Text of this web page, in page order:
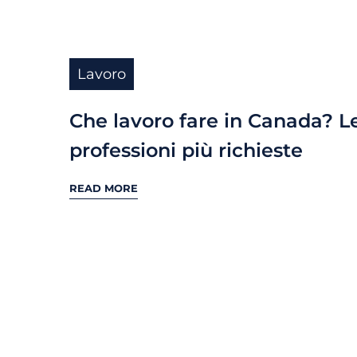
Lavoro
Che lavoro fare in Canada?
professioni più richieste
READ MORE